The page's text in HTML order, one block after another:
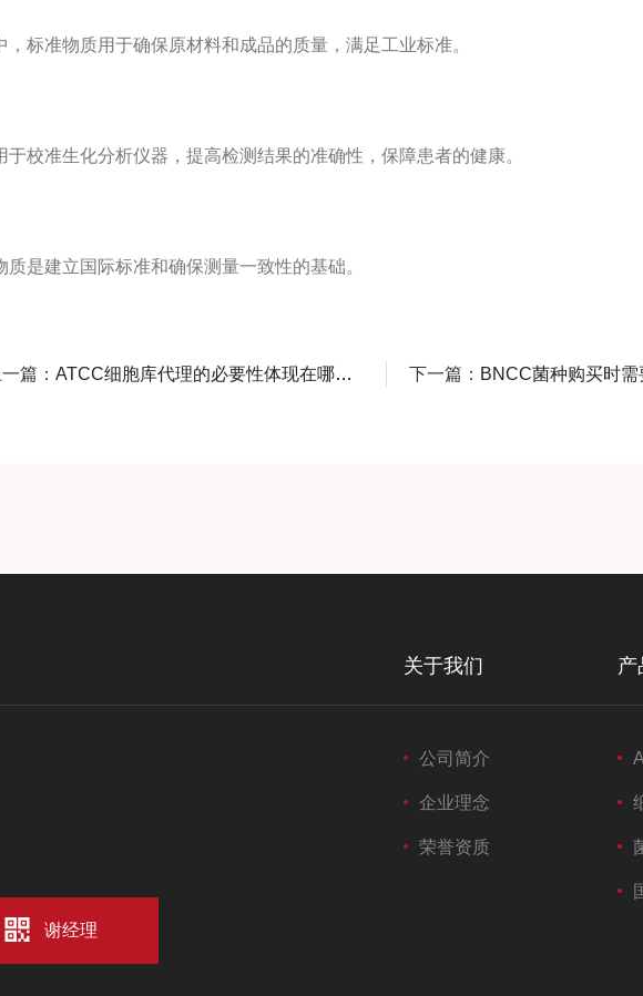
准物质用于确保原材料和成品的质量，满足工业标准。
准生化分析仪器，提高检测结果的准确性，保障患者的健康。
建立国际标准和确保测量一致性的基础。
一篇： ATCC细胞库代理的必要性体现在哪些方面？ 下一篇： BNCC菌种购买时
谢经理
关于我们
公司简介
企业理念
荣誉资质
产